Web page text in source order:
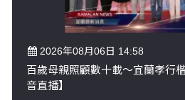
2026年08月06日 14:58
百歲母親照顧數十載～宜蘭孝行
音直播】